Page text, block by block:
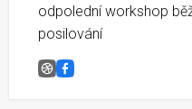
odpolední workshop
posilování
Mladějovice Ultra
Facebook